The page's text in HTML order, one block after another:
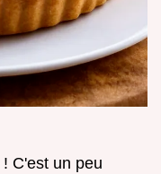
! C'est un peu